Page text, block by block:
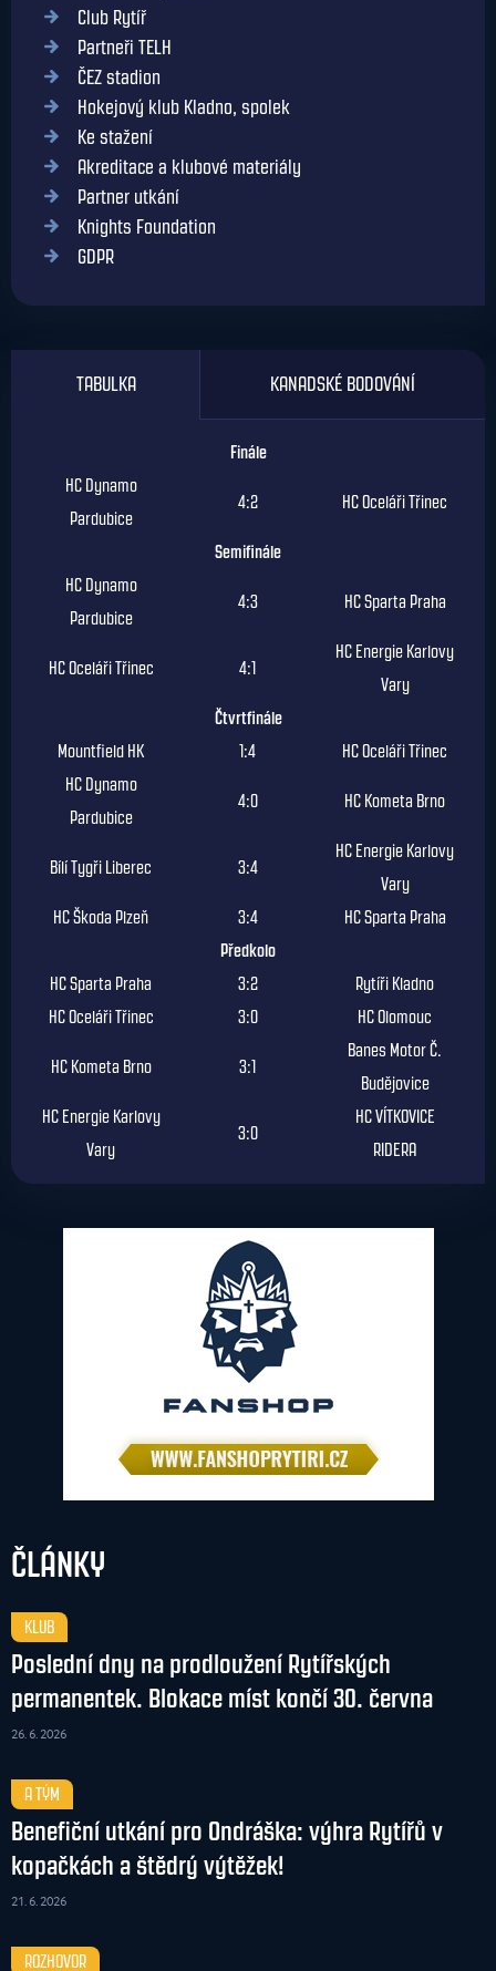
Club Rytíř
Partneři TELH
ČEZ stadion
Hokejový klub Kladno, spolek
Ke stažení
Akreditace a klubové materiály
Partner utkání
Knights Foundation
GDPR
TABULKA KANADSKÉ BODOVÁNÍ
Finále
HC Dynamo
Pardubice
4:2 HC Oceláři Třinec
Semifinále
HC Dynamo
Pardubice
4:3 HC Sparta Praha
HC Oceláři Třinec 4:1
HC Energie Karlovy
Vary
Čtvrtfinále
Mountfield HK
1:4
HC Oceláři Třinec
HC Dynamo
Pardubice
4:0 HC Kometa Brno
Bílí Tygři Liberec 3:4
HC Energie Karlovy
Vary
HC Škoda Plzeň
3:4
HC Sparta Praha
Předkolo
HC Sparta Praha
3:2
Rytíři Kladno
HC Oceláři Třinec
3:0 HC Olomouc
HC Kometa Brno 3:1
Banes Motor Č.
Budějovice
HC Energie Karlovy
Vary
3:0
HC VÍTKOVICE
RIDERA
ČLÁNKY
KLUB
Poslední dny na prodloužení Rytířských
permanentek. Blokace míst končí 30. června
26. 6. 2026
A TÝM
Benefiční utkání pro Ondráška: výhra Rytířů v
kopačkách a štědrý výtěžek!
21. 6. 2026
ROZHOVOR